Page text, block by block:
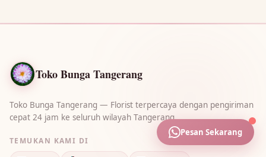
🌷
🌷
Toko Bunga Tangerang
Toko Bunga Tangerang — Florist terpercaya dengan pengiriman
cepat 24 jam ke seluruh wilayah Tangerang .
TEMUKAN KAMI DI
Pesan Sekarang